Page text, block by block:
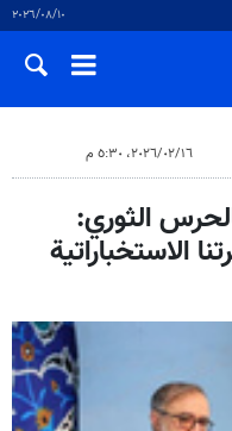
١٠‏/٠٨‏/٢٠٢٦
١٦‏/٠٢‏/٢٠٢٦، ٥:٣٠ م
الثوري:
الاستخباراتية